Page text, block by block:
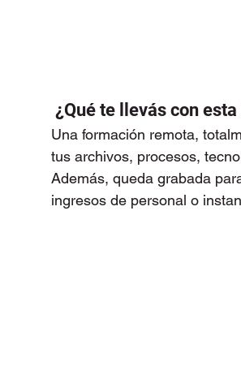
¿Qué te llevás con
Una formación remota,
tus archivos, procesos,
Además, queda grabada
ingresos de personal o